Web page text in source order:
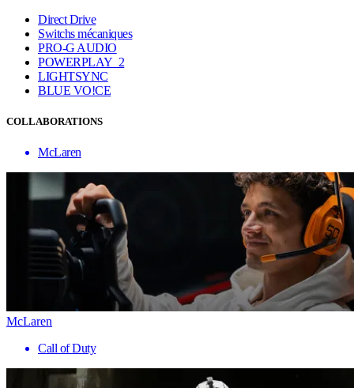
Direct Drive
Switchs mécaniques
PRO-G AUDIO
POWERPLAY 2
LIGHTSYNC
BLUE VO!CE
COLLABORATIONS
McLaren
McLaren
Call of Duty